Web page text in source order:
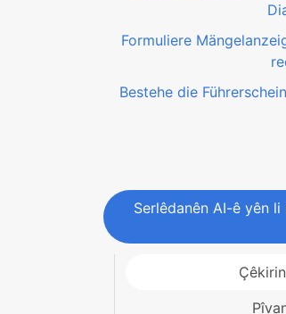
Formuliere
Bestehe die
Serlêdanên AI-ê yên li